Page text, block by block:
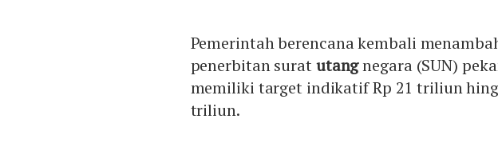
Pemerintah berencana kembali
penerbitan suratutangnegara (SUN)
memiliki target indikatif Rp 21 triliun
triliun.